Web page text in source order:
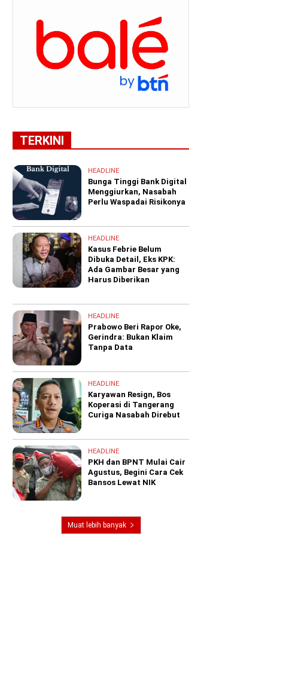
TERKINI
HEADLINE
Bunga Tinggi Bank Digital
Menggiurkan, Nasabah
Perlu Waspadai Risikonya
HEADLINE
Kasus Febrie Belum
Dibuka Detail, Eks KPK:
Ada Gambar Besar yang
Harus Diberikan
HEADLINE
Prabowo Beri Rapor Oke,
Gerindra: Bukan Klaim
Tanpa Data
HEADLINE
Karyawan Resign, Bos
Koperasi di Tangerang
Curiga Nasabah Direbut
HEADLINE
PKH dan BPNT Mulai Cair
Agustus, Begini Cara Cek
Bansos Lewat NIK
Muat lebih banyak